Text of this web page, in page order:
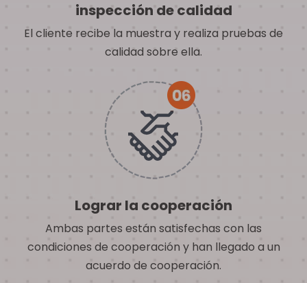
inspección de calidad
El cliente recibe la muestra y realiza pruebas de
calidad sobre ella.
Lograr la cooperación
Ambas partes están satisfechas con las
condiciones de cooperación y han llegado a un
acuerdo de cooperación.